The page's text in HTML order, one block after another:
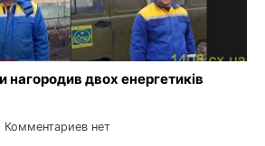
нагородив двох енергетиків
Комментариев нет